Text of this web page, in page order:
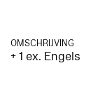
OMSCHRIJVING
+ 1 ex. Engels